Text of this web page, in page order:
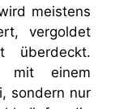
meistens
vergoldet
überdeckt.
mit einem
sondern nur